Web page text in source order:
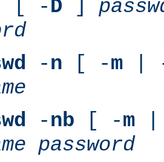
[ -D ]
-n [ -m |
-nb [ -m
password